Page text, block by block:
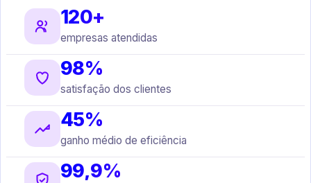
120+
empresas atendidas
98%
satisfação dos clientes
45%
ganho médio de eficiência
99,9%